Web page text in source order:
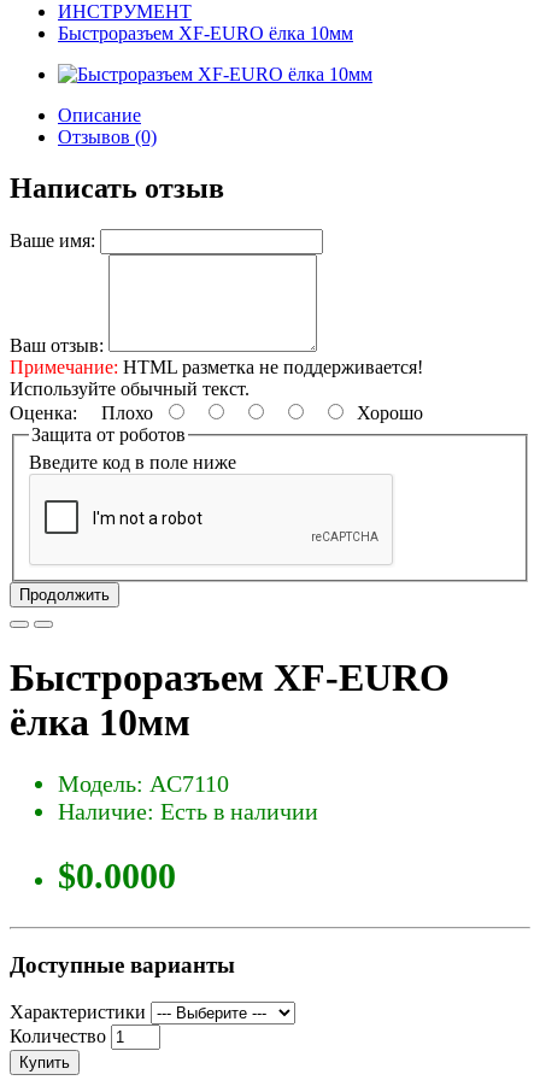
ИНСТРУМЕНТ
Быстроразъем XF-EURO ёлка 10мм
Описание
Отзывов (0)
Написать отзыв
Ваше имя:
Ваш отзыв:
Примечание: HTML разметка не поддерживается!
Используйте обычный текст.
Оценка: Плохо
Хорошо
Защита от роботов
Введите код в поле ниже
Продолжить
Быстроразъем XF-EURO
ёлка 10мм
Модель: AC7110
Наличие: Есть в наличии
$0.0000
Доступные варианты
Характеристики
Количество
Купить